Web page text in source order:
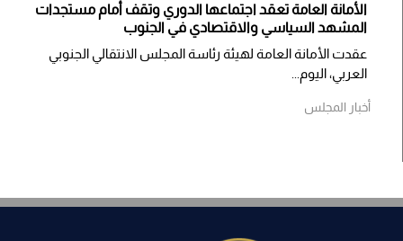
الأمانة العامة تعقد اجتماعها الدوري وتقف أمام مستجدات
المشهد السياسي والاقتصادي في الجنوب
عقدت الأمانة العامة لهيئة رئاسة المجلس الانتقالي الجنوبي
العربي، اليوم...
أخبار المجلس